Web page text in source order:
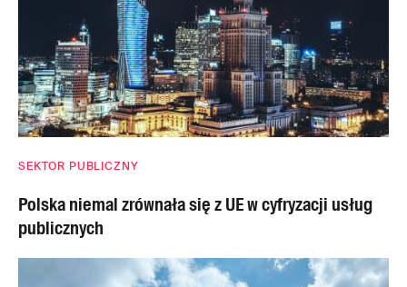
SEKTOR PUBLICZNY
Polska niemal zrównała się z UE w cyfryzacji usług
publicznych